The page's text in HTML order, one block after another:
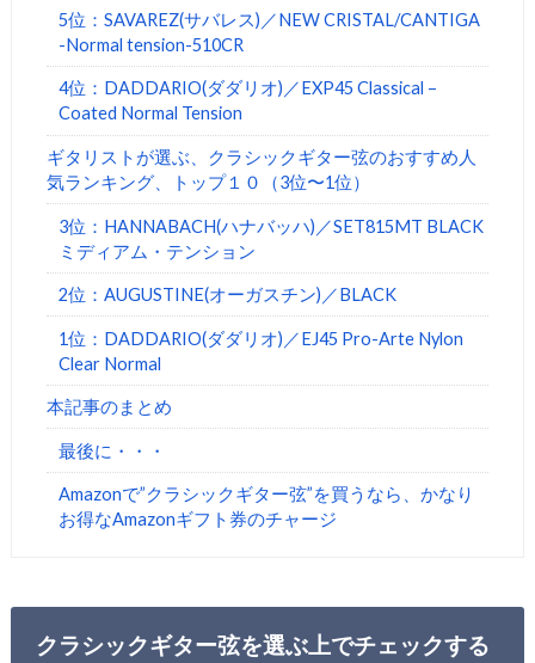
5位：SAVAREZ(サバレス)／NEW CRISTAL/CANTIGA
-Normal tension-510CR
4位：DADDARIO(ダダリオ)／EXP45 Classical –
Coated Normal Tension
ギタリストが選ぶ、クラシックギター弦のおすすめ人
気ランキング、トップ１０（3位〜1位）
3位：HANNABACH(ハナバッハ)／SET815MT BLACK
ミディアム・テンション
2位：AUGUSTINE(オーガスチン)／BLACK
1位：DADDARIO(ダダリオ)／EJ45 Pro-Arte Nylon
Clear Normal
本記事のまとめ
最後に・・・
Amazonで”クラシックギター弦”を買うなら、かなり
お得なAmazonギフト券のチャージ
クラシックギター弦を選ぶ上でチェックする